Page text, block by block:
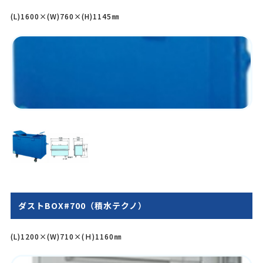
(L)1600×(W)760×(H)1145㎜
ダストBOX#700（積水テクノ）
(L)1200×(W)710×(Ｈ)1160㎜